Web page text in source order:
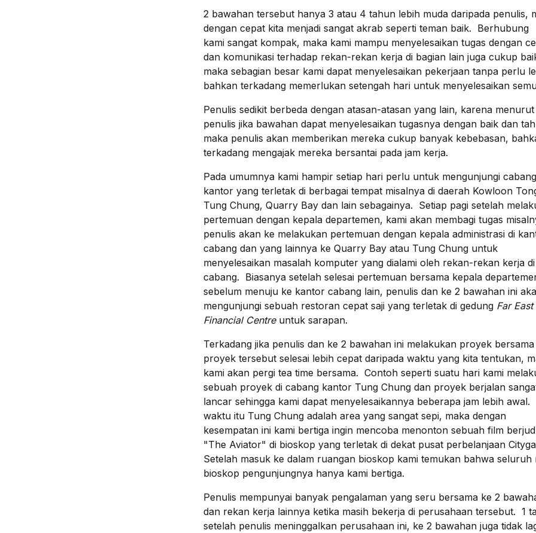
2 bawahan tersebut hanya 3 atau 4 tahun lebih muda daripada penulis,
dengan cepat kita menjadi sangat akrab seperti teman baik. Berhubung
kami sangat kompak, maka kami mampu menyelesaikan tugas dengan
dan komunikasi terhadap rekan-rekan kerja di bagian lain juga cukup
maka sebagian besar kami dapat menyelesaikan pekerjaan tanpa perlu
bahkan terkadang memerlukan setengah hari untuk menyelesaikan
Penulis sedikit berbeda dengan atasan-atasan yang lain, karena menurut
penulis jika bawahan dapat menyelesaikan tugasnya dengan baik dan
maka penulis akan memberikan mereka cukup banyak kebebasan,
terkadang mengajak mereka bersantai pada jam kerja.
Pada umumnya kami hampir setiap hari perlu untuk mengunjungi cabang
kantor yang terletak di berbagai tempat misalnya di daerah Kowloon
Tung Chung, Quarry Bay dan lain sebagainya. Setiap pagi setelah
pertemuan dengan kepala departemen, kami akan membagi tugas
penulis akan ke melakukan pertemuan dengan kepala administrasi di
cabang dan yang lainnya ke Quarry Bay atau Tung Chung untuk
menyelesaikan masalah komputer yang dialami oleh rekan-rekan kerja di
cabang. Biasanya setelah selesai pertemuan bersama kepala
sebelum menuju ke kantor cabang lain, penulis dan ke 2 bawahan ini
mengunjungi sebuah restoran cepat saji yang terletak di gedungFar East
Financial Centreuntuk sarapan.
Terkadang jika penulis dan ke 2 bawahan ini melakukan proyek
proyek tersebut selesai lebih cepat daripada waktu yang kita tentukan,
kami akan pergi tea time bersama. Contoh seperti suatu hari kami
sebuah proyek di cabang kantor Tung Chung dan proyek berjalan
lancar sehingga kami dapat menyelesaikannya beberapa jam lebih awal.
waktu itu Tung Chung adalah area yang sangat sepi, maka dengan
kesempatan ini kami bertiga ingin mencoba menonton sebuah film
"The Aviator" di bioskop yang terletak di dekat pusat perbelanjaan
Setelah masuk ke dalam ruangan bioskop kami temukan bahwa seluruh
bioskop pengunjungnya hanya kami bertiga.
Penulis mempunyai banyak pengalaman yang seru bersama ke 2
dan rekan kerja lainnya ketika masih bekerja di perusahaan tersebut. 1
setelah penulis meninggalkan perusahaan ini, ke 2 bawahan juga tidak